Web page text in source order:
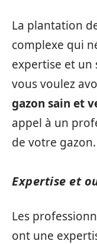
La plantation
complexe qui
expertise et un
vous voulez
gazon sain et
appel à un
de votre
Expertise et
Les
ont une